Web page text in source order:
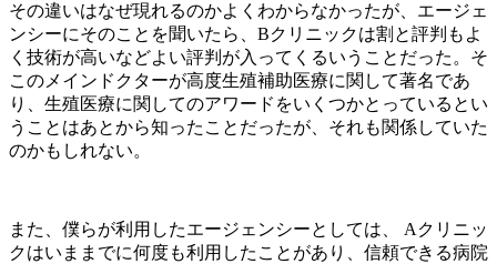
その違いはなぜ現れるのかよくわからなかったが、エージェ
ンシーにそのことを聞いたら、Bクリニックは割と評判もよ
く技術が高いなどよい評判が入ってくるいうことだった。そ
このメインドクターが高度生殖補助医療に関して著名であ
り、生殖医療に関してのアワードをいくつかとっているとい
うことはあとから知ったことだったが、それも関係していた
のかもしれない。
また、僕らが利用したエージェンシーとしては、 Aクリニッ
クはいままでに何度も利用したことがあり、信頼できる病院